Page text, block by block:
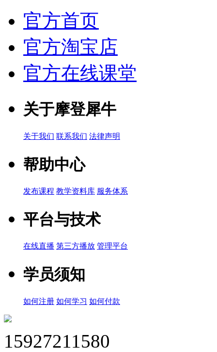
官方首页
官方淘宝店
官方在线课堂
关于摩登犀牛
关于我们 联系我们 法律声明
帮助中心
发布课程 教学资料库 服务体系
平台与技术
在线直播 第三方播放 管理平台
学员须知
如何注册 如何学习 如何付款
15927211580